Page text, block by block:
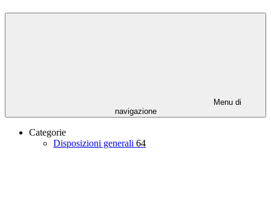
Menu di
navigazione
Categorie
Disposizioni generali 64